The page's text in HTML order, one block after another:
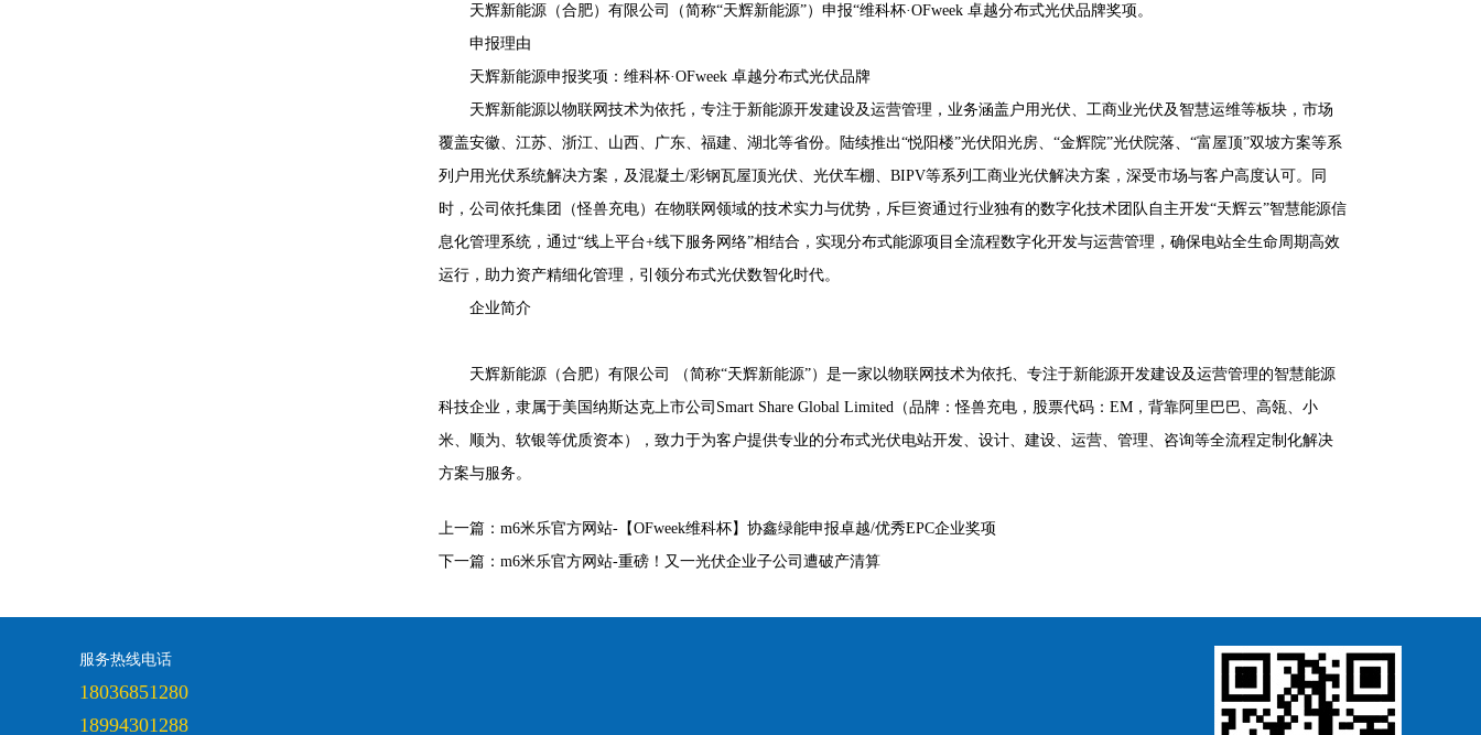
天辉新能源（合肥）有限公司（简称“天辉新能源”）申报“维科杯·OFweek 卓越分布式光伏品牌奖项。
申报理由
天辉新能源申报奖项：维科杯·OFweek 卓越分布式光伏品牌
天辉新能源以物联网技术为依托，专注于新能源开发建设及运营管理，业务涵盖户用光伏、工商业光伏及智慧运维等板块，市场
覆盖安徽、江苏、浙江、山西、广东、福建、湖北等省份。陆续推出“悦阳楼”光伏阳光房、“金辉院”光伏院落、“富屋顶”双坡方案等系
列户用光伏系统解决方案，及混凝土/彩钢瓦屋顶光伏、光伏车棚、BIPV等系列工商业光伏解决方案，深受市场与客户高度认可。同
时，公司依托集团（怪兽充电）在物联网领域的技术实力与优势，斥巨资通过行业独有的数字化技术团队自主开发“天辉云”智慧能源信
息化管理系统，通过“线上平台+线下服务网络”相结合，实现分布式能源项目全流程数字化开发与运营管理，确保电站全生命周期高效
运行，助力资产精细化管理，引领分布式光伏数智化时代。
企业简介
天辉新能源（合肥）有限公司 （简称“天辉新能源”）是一家以物联网技术为依托、专注于新能源开发建设及运营管理的智慧能源
科技企业，隶属于美国纳斯达克上市公司Smart Share Global Limited（品牌：怪兽充电，股票代码：EM，背靠阿里巴巴、高瓴、小
米、顺为、软银等优质资本），致力于为客户提供专业的分布式光伏电站开发、设计、建设、运营、管理、咨询等全流程定制化解决
方案与服务。
上一篇： m6米乐官方网站-【OFweek维科杯】协鑫绿能申报卓越/优秀EPC企业奖项
下一篇： m6米乐官方网站-重磅！又一光伏企业子公司遭破产清算
服务热线电话
18036851280
18994301288